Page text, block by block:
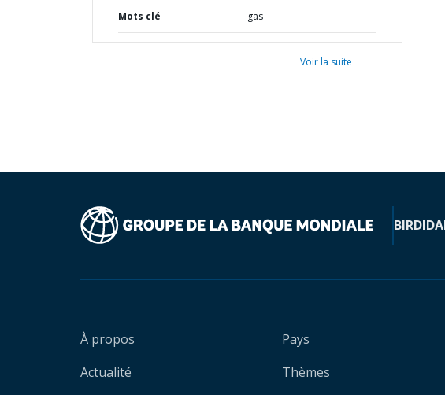
Mots clé gas
Voir la suite
BIRDIDA
À propos
Actualité
Pays
Thèmes